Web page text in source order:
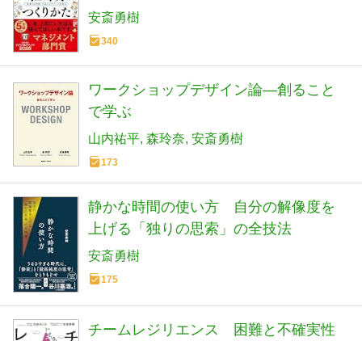
者が選ぶビジネス書グランプリ
2026「マネジメント部門」受賞作！】
安斎勇樹
340
ワークショップデザイン論―創ること
で学ぶ
山内祐平 森玲奈 安斎勇樹
173
静かな時間の使い方 自分の解像度を
上げる「独りの思索」の全技法
安斎勇樹
175
チームレジリエンス 困難と不確実性